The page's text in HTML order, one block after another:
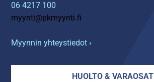
06 4217 100
myynti@pkmyynti.fi
Myynnin yhteystiedot ›
HUOLTO & VARAOSAT